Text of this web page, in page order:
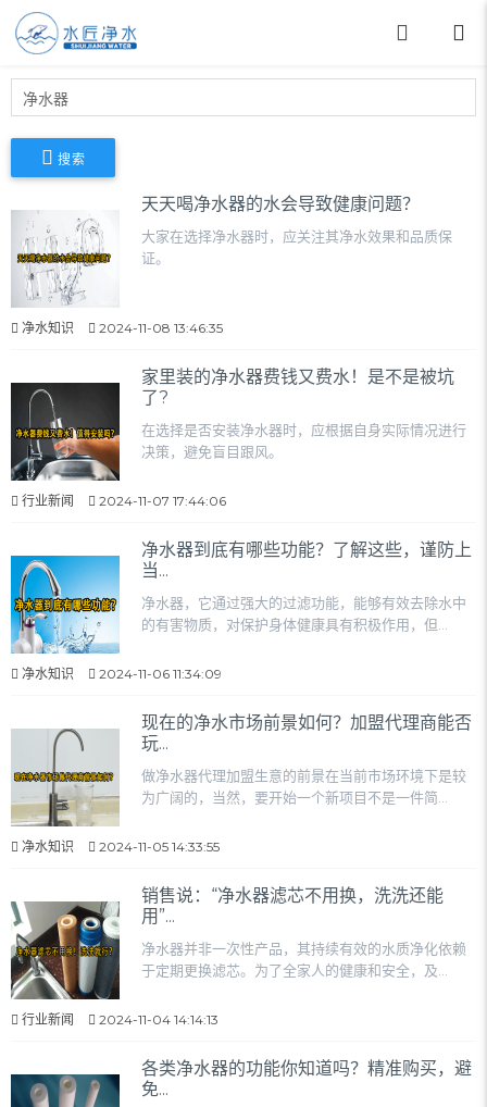
搜索
天天喝净水器的水会导致健康问题？
大家在选择净水器时，应关注其净水效果和品质保
证。
净水知识 2024-11-08 13:46:35
家里装的净水器费钱又费水！是不是被坑
了?
在选择是否安装净水器时，应根据自身实际情况进行
决策，避免盲目跟风。
行业新闻 2024-11-07 17:44:06
净水器到底有哪些功能？了解这些，谨防上
当...
净水器，它通过强大的过滤功能，能够有效去除水中
的有害物质，对保护身体健康具有积极作用，但...
净水知识 2024-11-06 11:34:09
现在的净水市场前景如何？加盟代理商能否
玩...
做净水器代理加盟生意的前景在当前市场环境下是较
为广阔的，当然，要开始一个新项目不是一件简...
净水知识 2024-11-05 14:33:55
销售说：“净水器滤芯不用换，洗洗还能
用”...
净水器并非一次性产品，其持续有效的水质净化依赖
于定期更换滤芯。为了全家人的健康和安全，及...
行业新闻 2024-11-04 14:14:13
各类净水器的功能你知道吗？精准购买，避
免...